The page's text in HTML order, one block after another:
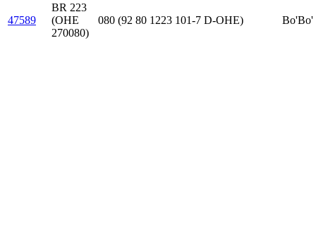
47589
BR 223
(OHE
270080)
080 (92 80 1223 101-7 D-OHE) Bo'Bo'